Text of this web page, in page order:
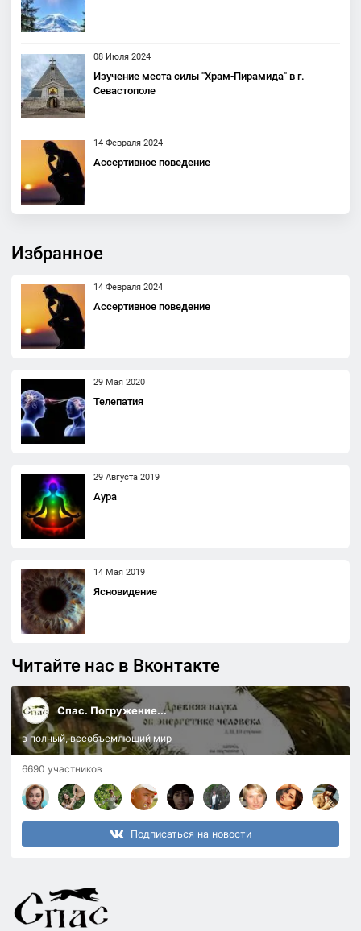
08 Июля 2024
Изучение места силы "Храм-Пирамида" в г.
Севастополе
14 Февраля 2024
Ассертивное поведение
Избранное
14 Февраля 2024
Ассертивное поведение
29 Мая 2020
Телепатия
29 Августа 2019
Аура
14 Мая 2019
Ясновидение
Читайте нас в Вконтакте
Спас. Погружение...
в полный, всеобъемлющий мир
6690 участников
Подписаться на новости